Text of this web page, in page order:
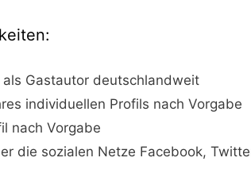
als Gastautor deutschlandweit
individuellen Profils nach Vorgabe
nach Vorgabe
die sozialen Netze Facebook,